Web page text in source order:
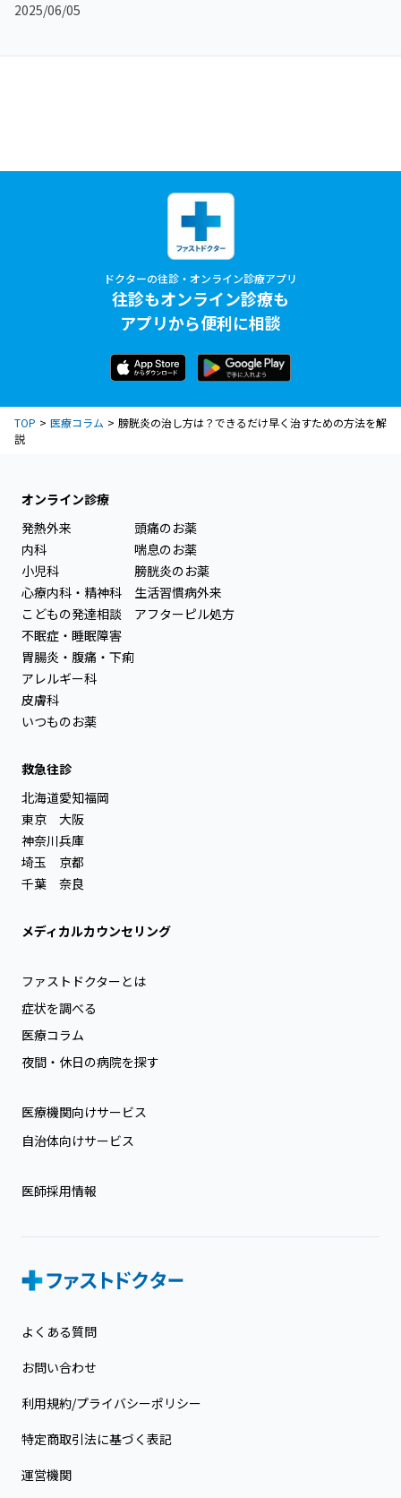
2025/06/05
ドクターの往診・オンライン診療アプリ
往診もオンライン診療も
アプリから便利に相談
TOP 医療コラム
膀胱炎の治し方は？できるだけ早く治すための方法を解
説
オンライン診療
発熱外来
内科
小児科
心療内科・精神科
こどもの発達相談
不眠症・睡眠障害
胃腸炎・腹痛・下痢
アレルギー科
皮膚科
いつものお薬
頭痛のお薬
喘息のお薬
膀胱炎のお薬
生活習慣病外来
アフターピル処方
救急往診
北海道
東京
神奈川
埼玉
千葉
愛知
大阪
兵庫
京都
奈良
福岡
メディカルカウンセリング
ファストドクターとは
症状を調べる
医療コラム
夜間・休日の病院を探す
医療機関向けサービス
自治体向けサービス
医師採用情報
よくある質問
お問い合わせ
利用規約/プライバシーポリシー
特定商取引法に基づく表記
運営機関